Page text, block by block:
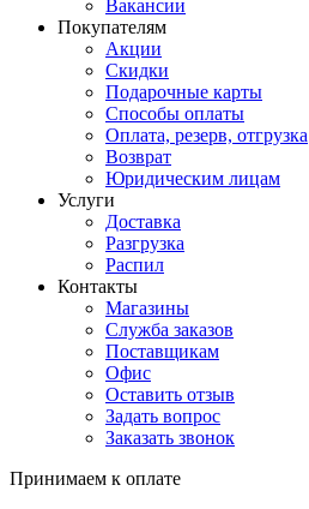
Вакансии
Покупателям
Акции
Скидки
Подарочные карты
Способы оплаты
Оплата, резерв, отгрузка
Возврат
Юридическим лицам
Услуги
Доставка
Разгрузка
Распил
Контакты
Магазины
Служба заказов
Поставщикам
Офис
Оставить отзыв
Задать вопрос
Заказать звонок
Принимаем к оплате